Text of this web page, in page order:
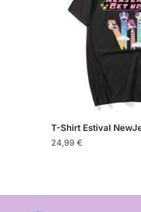
T-Shirt Estival
24,99€